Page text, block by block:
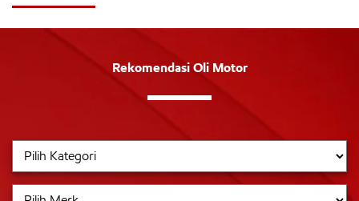
Rekomendasi Oli Motor